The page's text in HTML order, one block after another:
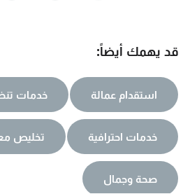
قد يهمك أيضاً:
استقدام عمالة خدمات
خدمات احترافية تخليص
صحة وجمال